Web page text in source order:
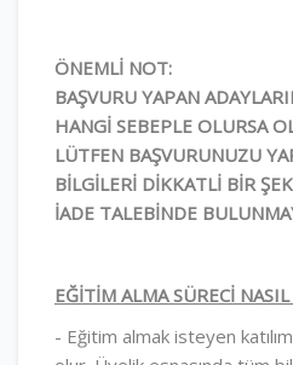
ÖNEMLİ NOT:
BAŞVURU YAPAN
HANGİ SEBEPLE OLURSA
LÜTFEN BAŞVURUNUZU
BİLGİLERİ DİKKATLİ BİR
İADE TALEBİNDE
EĞİTİM ALMA SÜRECİ NASIL
- Eğitim almak isteyen